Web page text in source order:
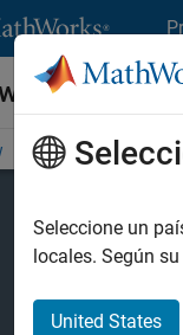
Support
Search Hardware
Seleccione un
locales. Según
United States